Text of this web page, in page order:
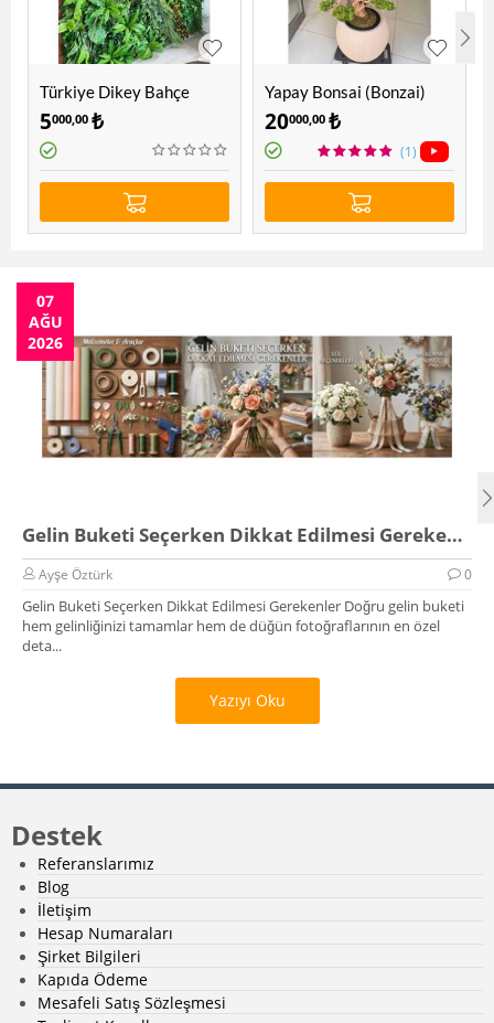
Türkiye Dikey Bahçe
5000,00 ₺
Yapay Bonsai (Bonzai)
Ağacı 1.60 Mt
20000,00 ₺
(1)
07
AĞU
2026
Gelin Buketi Seçerken Dikkat Edilmesi Gerekenler
Ayşe Öztürk 0
Gelin Buketi Seçerken Dikkat Edilmesi Gerekenler Doğru gelin buketi
hem gelinliğinizi tamamlar hem de düğün fotoğraflarının en özel
deta...
Yazıyı Oku
Destek
Referanslarımız
Blog
İletişim
Hesap Numaraları
Şirket Bilgileri
Kapıda Ödeme
Mesafeli Satış Sözleşmesi